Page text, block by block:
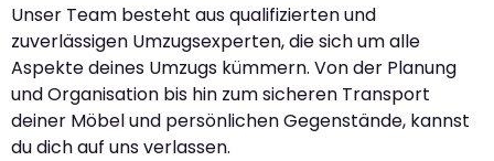
Unser Team besteht aus qualifizierten und
zuverlässigen Umzugsexperten, die sich um alle
Aspekte deines Umzugs kümmern. Von der Planung
und Organisation bis hin zum sicheren Transport
deiner Möbel und persönlichen Gegenstände, kannst
du dich auf uns verlassen.